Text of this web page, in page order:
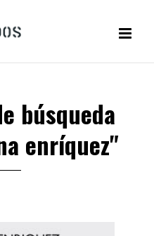
búsqueda
enríquez"